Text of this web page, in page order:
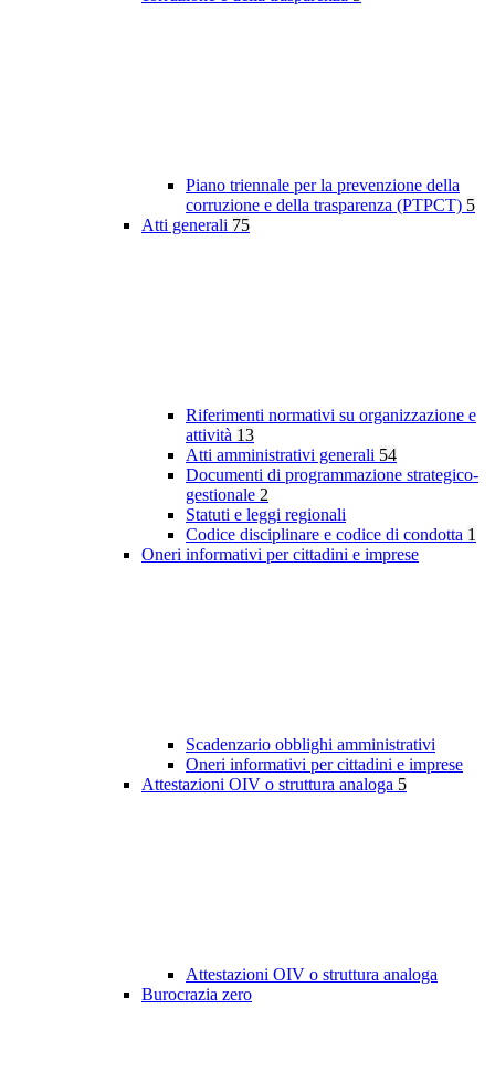
Piano triennale per la prevenzione della
corruzione e della trasparenza (PTPCT) 5
Atti generali 75
Riferimenti normativi su organizzazione e
attività 13
Atti amministrativi generali 54
Documenti di programmazione strategico-
gestionale 2
Statuti e leggi regionali
Codice disciplinare e codice di condotta 1
Oneri informativi per cittadini e imprese
Scadenzario obblighi amministrativi
Oneri informativi per cittadini e imprese
Attestazioni OIV o struttura analoga 5
Attestazioni OIV o struttura analoga
Burocrazia zero